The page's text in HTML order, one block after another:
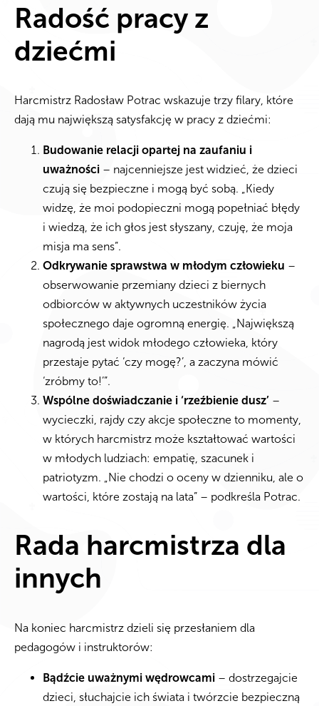
Radość pracy z
dziećmi
Harcmistrz Radosław Potrac wskazuje trzy filary, które
dają mu największą satysfakcję w pracy z dziećmi:
Budowanie relacji opartej na zaufaniu i
uważności – najcenniejsze jest widzieć, że dzieci
czują się bezpieczne i mogą być sobą. „Kiedy
widzę, że moi podopieczni mogą popełniać błędy
i wiedzą, że ich głos jest słyszany, czuję, że moja
misja ma sens”.
Odkrywanie sprawstwa w młodym człowieku –
obserwowanie przemiany dzieci z biernych
odbiorców w aktywnych uczestników życia
społecznego daje ogromną energię. „Największą
nagrodą jest widok młodego człowieka, który
przestaje pytać ‘czy mogę?’, a zaczyna mówić
‘zróbmy to!’”.
Wspólne doświadczanie i ‘rzeźbienie dusz’ –
wycieczki, rajdy czy akcje społeczne to momenty,
w których harcmistrz może kształtować wartości
w młodych ludziach: empatię, szacunek i
patriotyzm. „Nie chodzi o oceny w dzienniku, ale o
wartości, które zostają na lata” – podkreśla Potrac.
Rada harcmistrza dla
innych
Na koniec harcmistrz dzieli się przesłaniem dla
pedagogów i instruktorów:
Bądźcie uważnymi wędrowcami – dostrzegajcie
dzieci, słuchajcie ich świata i twórzcie bezpieczną